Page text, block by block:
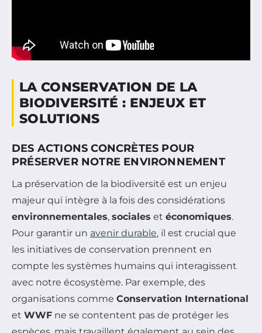
LA CONSERVATION DE LA
BIODIVERSITÉ : ENJEUX ET
SOLUTIONS
DES ACTIONS CONCRÈTES POUR
PRÉSERVER NOTRE ENVIRONNEMENT
La préservation de la biodiversité est un enjeu
majeur qui intègre à la fois des considérations
environnementales, sociales et économiques.
Pour garantir un avenir durable, il est crucial que
les initiatives de conservation prennent en
compte les systèmes humains qui interagissent
avec notre écosystème. Par exemple, des
organisations comme Conservation International
et WWF ne se contentent pas de protéger les